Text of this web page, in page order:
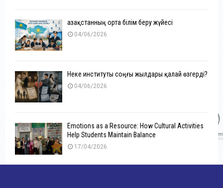
Қазақстанның орта білім беру жүйесі
04/06/2026
Неке институты соңғы жылдары қалай өзгерді?
04/06/2026
Emotions as a Resource: How Cultural Activities
Help Students Maintain Balance
17/04/2026